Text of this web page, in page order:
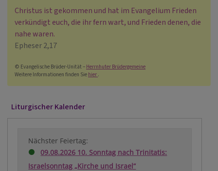
Christus ist gekommen und hat im Evangelium Frieden
verkündigt euch, die ihr fern wart, und Frieden denen, die
nahe waren.
Epheser 2,17
© Evangelische Brüder-Unität – Herrnhuter Brüdergemeine
Weitere Informationen finden Sie hier .
Liturgischer Kalender
Nächster Feiertag:
09.08.2026 10. Sonntag nach Trinitatis:
Israelsonntag „Kirche und Israel“